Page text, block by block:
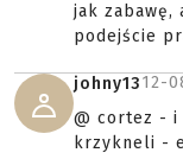
jak zabawę,
podejście
johny1312-
@ cortez - i
krzykneli -